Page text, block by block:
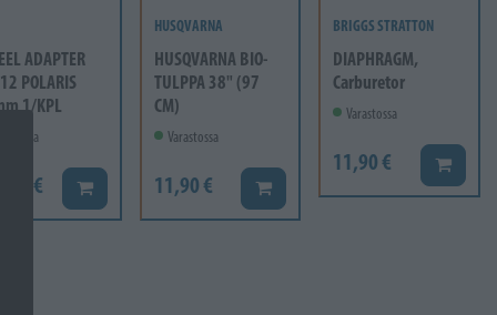
ADAPTER
POLARIS
1/KPL
€ Lisää koriin
HUSQVARNA
HUSQVARNA BIO-
TULPPA 38" (97
CM)
Varastossa
11,90 € Lisää koriin
BRIGGS STRATTON
DIAPHRAGM,
Carburetor
Varastossa
11,90 € Lisää